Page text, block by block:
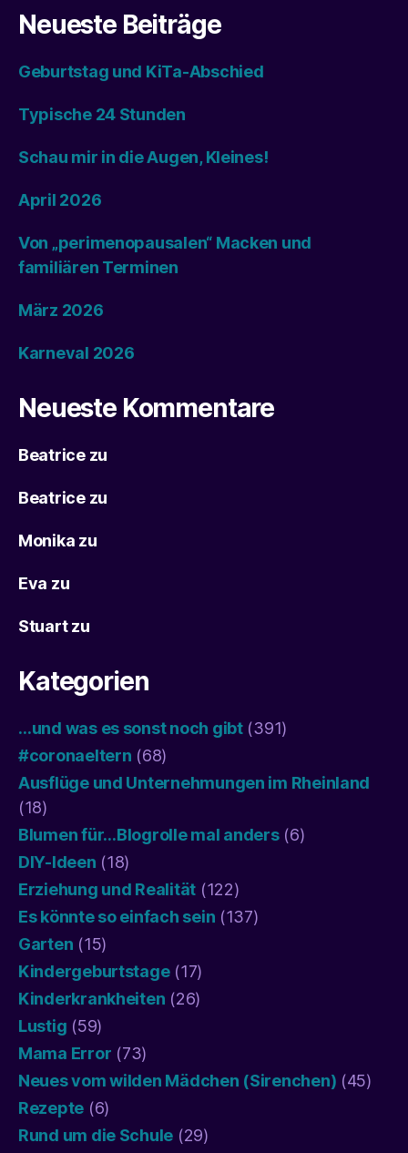
Neueste Beiträge
Geburtstag und KiTa-Abschied
Typische 24 Stunden
Schau mir in die Augen, Kleines!
April 2026
Von „perimenopausalen“ Macken und
familiären Terminen
März 2026
Karneval 2026
Neueste Kommentare
Beatricezu
Beatricezu
Monika zu
Eva zu
Stuartzu
Kategorien
…und was es sonst noch gibt(391)
#coronaeltern (68)
Ausflüge und Unternehmungen im Rheinland
(18)
Blumen für…Blogrolle mal anders(6)
DIY-Ideen (18)
Erziehung und Realität (122)
Es könnte so einfach sein (137)
Garten (15)
Kindergeburtstage(17)
Kinderkrankheiten (26)
Lustig (59)
Mama Error (73)
Neues vom wilden Mädchen (Sirenchen) (45)
Rezepte (6)
Rund um die Schule (29)